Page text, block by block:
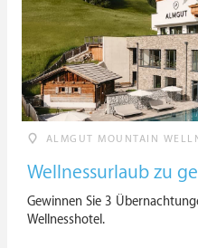
ALMGUT MOUNTAIN
Wellnessurlaub zu
Gewinnen Sie 3
Wellnesshotel.